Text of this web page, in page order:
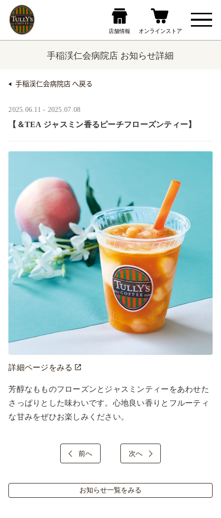
手稲渓仁会病院店 お知らせ詳細
手稲渓仁会病院店 へ戻る
2025.06.11 - 2025.07.08
【＆TEA ジャスミン香るピーチフローズンティー】
詳細ページをみる
芳醇なもものフローズンとジャスミンティーをあわせた
さっぱりとした味わいです。心地良い香りとフルーティ
な甘みをぜひお楽しみください。
前へ 次へ
お知らせ一覧をみる